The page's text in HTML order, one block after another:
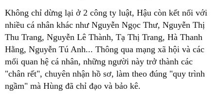
Không chỉ dừng lại ở 2 công ty luật, Hậu còn kết nối với
nhiều cá nhân khác như Nguyễn Ngọc Thư, Nguyễn Thị
Thu Trang, Nguyễn Lê Thành, Tạ Thị Trang, Hà Thanh
Hằng, Nguyễn Tú Anh... Thông qua mạng xã hội và các
mối quan hệ cá nhân, những người này trở thành các
"chân rết", chuyên nhận hồ sơ, làm theo đúng "quy trình
ngầm" mà Hùng đã chỉ đạo và bảo kê.